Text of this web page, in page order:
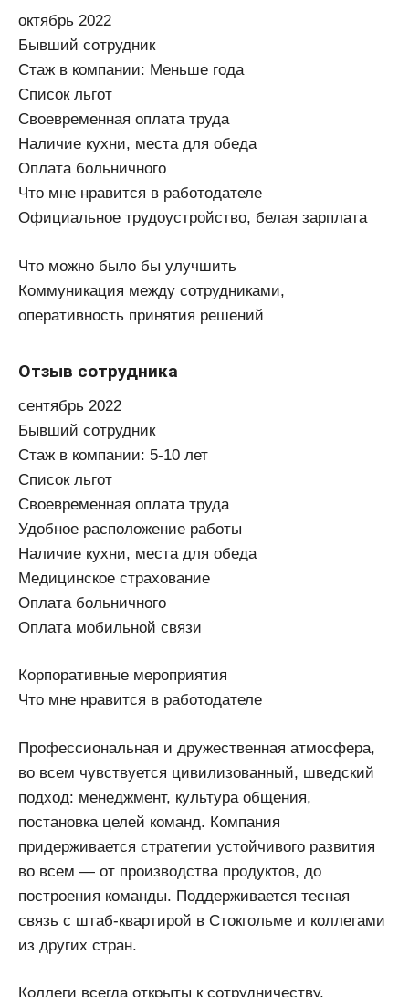
октябрь 2022
Бывший сотрудник
Стаж в компании: Меньше года
Список льгот
Своевременная оплата труда
Наличие кухни, места для обеда
Оплата больничного
Что мне нравится в работодателе
Официальное трудоустройство, белая зарплата
Что можно было бы улучшить
Коммуникация между сотрудниками,
оперативность принятия решений
Отзыв сотрудника
сентябрь 2022
Бывший сотрудник
Стаж в компании: 5-10 лет
Список льгот
Своевременная оплата труда
Удобное расположение работы
Наличие кухни, места для обеда
Медицинское страхование
Оплата больничного
Оплата мобильной связи
Корпоративные мероприятия
Что мне нравится в работодателе
Профессиональная и дружественная атмосфера,
во всем чувствуется цивилизованный, шведский
подход: менеджмент, культура общения,
постановка целей команд. Компания
придерживается стратегии устойчивого развития
во всем — от производства продуктов, до
построения команды. Поддерживается тесная
связь с штаб-квартирой в Стокгольме и коллегами
из других стран.
Коллеги всегда открыты к сотрудничеству,